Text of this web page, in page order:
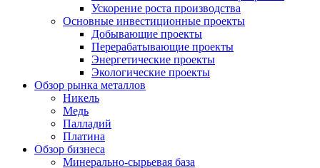
Ускорение роста производства
Основные инвестиционные проекты
Добывающие проекты
Перерабатывающие проекты
Энергетические проекты
Экологические проекты
Обзор рынка металлов
Никель
Медь
Палладий
Платина
Обзор бизнеса
Минерально-сырьевая база